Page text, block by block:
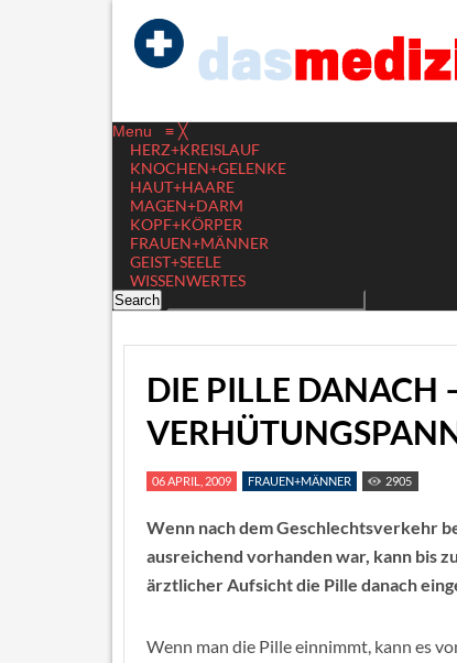
Menu ≡ ╳
HERZ+KREISLAUF
KNOCHEN+GELENKE
HAUT+HAARE
MAGEN+DARM
KOPF+KÖRPER
FRAUEN+MÄNNER
GEIST+SEELE
WISSENWERTES
DIE PILLE DANACH
06 APRIL, 2009 FRAUEN+MÄNNER 2905
Wenn nach dem Geschlechtsverkehr
ausreichend vorhanden war, kann bis
ärztlicher Aufsicht die Pille danach
Wenn man die Pille einnimmt, kann es